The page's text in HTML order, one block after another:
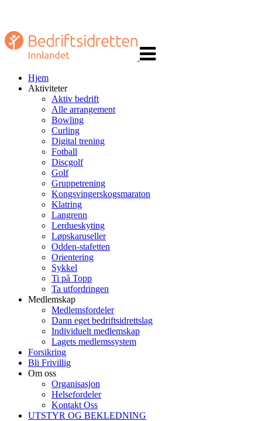
navigasjon
Hjem
Aktiviteter
Aktiv bedrift
Alle arrangement
Bowling
Curling
Digital trening
Fotball
Discgolf
Golf
Gruppetrening
Kongsvingerskogsmaraton
Klatring
Langrenn
Lerdueskyting
Løpskaruseller
Odden-stafetten
Orientering
Sykkel
Ti på Topp
Ta utfordringen
Medlemskap
Medlemsfordeler
Dann eget bedriftsidrettslag
Individuelt medlemskap
Lagets medlemssystem
Forsikring
Bli Frivillig
Om oss
Organisasjon
Helsefordeler
Kontakt Oss
UTSTYR OG BEKLEDNING